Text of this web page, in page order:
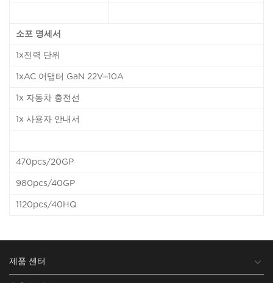
소포 명세서
1x전력 단위
1xAC 어댑터 GaN 22V⎓10A
1x 자동차 충전선
1x 사용자 안내서
470pcs/20GP
980pcs/40GP
1120pcs/40HQ
제품 센터